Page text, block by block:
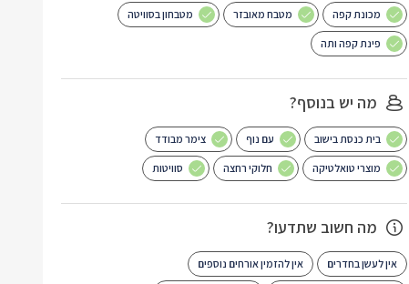
מכונת קפה מטבח מאובזר מטבחון בסוויטה
פינת קפה ותה
מה יש בנוסף?
בית כנסת בישוב עם נוף צימר מבודד
מוצרי טואלטיקה חלוקי רחצה סוויטות
מה חשוב שתדעו?
אין לעשן בחדרים אין להזמין אורחים נוספים